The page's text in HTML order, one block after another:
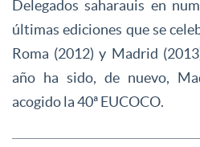
Delegados saharauis en
últimas ediciones que se
Roma (2012) y Madrid
año ha sido, de nuevo,
acogido la 40ª EUCOCO.